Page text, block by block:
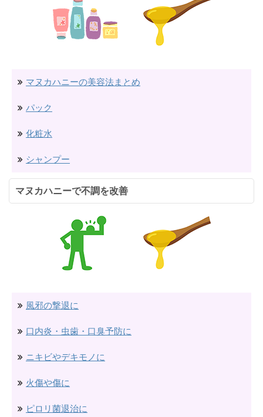
マヌカハニーの美容法まとめ
パック
化粧水
シャンプー
マヌカハニーで不調を改善
風邪の撃退に
口内炎・虫歯・口臭予防に
ニキビやデキモノに
火傷や傷に
ピロリ菌退治に